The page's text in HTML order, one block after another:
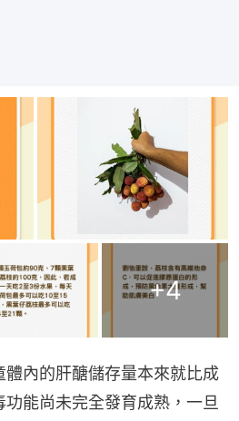
+4
內的肝醣儲存量本來就比成
能尚未完全發育成熟，一旦